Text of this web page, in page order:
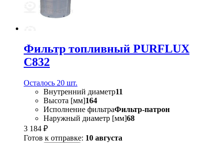
Фильтр топливный PURFLUX
C832
Осталось 20 шт.
Внутренний диаметр11
Высота [мм]164
Исполнение фильтраФильтр-патрон
Наружный диаметр [мм]68
3 184 ₽
Готов к отправке: 10 августа